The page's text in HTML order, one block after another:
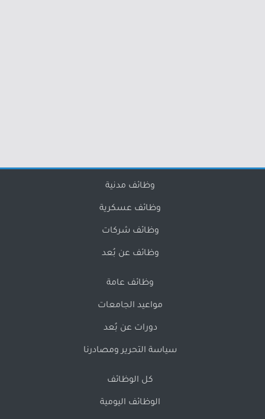
وظائف مدنية
وظائف عسكرية
وظائف شركات
وظائف عن بُعد
وظائف عامة
مواعيد الجامعات
دورات عن بُعد
سياسة التحرير ومصادرنا
كل الوظائف
الوظائف اليومية